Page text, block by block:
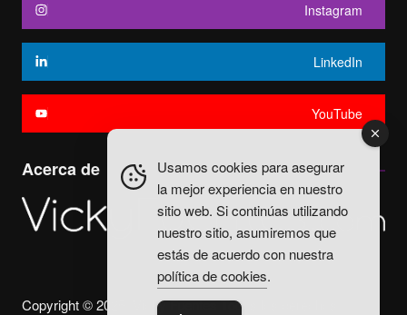
Instagram
LinkedIn
YouTube
Acerca de
Copyright © 2025. Vicky Fuentes Todos los derechos
Usamos cookies para asegurar
la mejor experiencia en nuestro
sitio web. Si continúas utilizando
nuestro sitio, asumiremos que
estás de acuerdo con nuestra
política de cookies.